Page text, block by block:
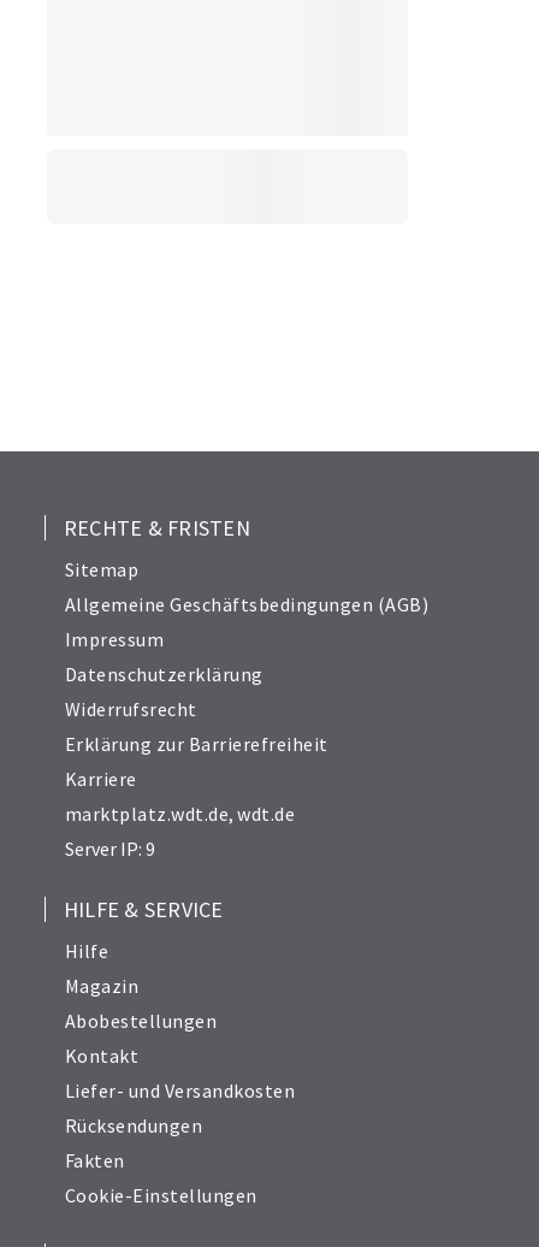
RECHTE & FRISTEN
Sitemap
Allgemeine Geschäftsbedingungen (AGB)
Impressum
Datenschutzerklärung
Widerrufsrecht
Erklärung zur Barrierefreiheit
Karriere
marktplatz.wdt.de,wdt.de
Server IP: 9
HILFE & SERVICE
Hilfe
Magazin
Abobestellungen
Kontakt
Liefer- und Versandkosten
Rücksendungen
Fakten
Cookie-Einstellungen